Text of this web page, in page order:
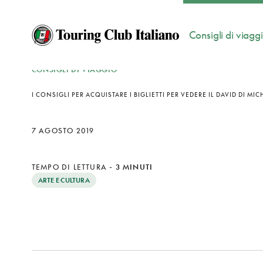
Consigli di
CONSIGLI DI VIAGGIO
I CONSIGLI PER ACQUISTARE I BIGLIETTI PER VEDERE IL DAVID DI
7 AGOSTO 2019
TEMPO DI LETTURA - 3 MINUTI
ARTE E CULTURA